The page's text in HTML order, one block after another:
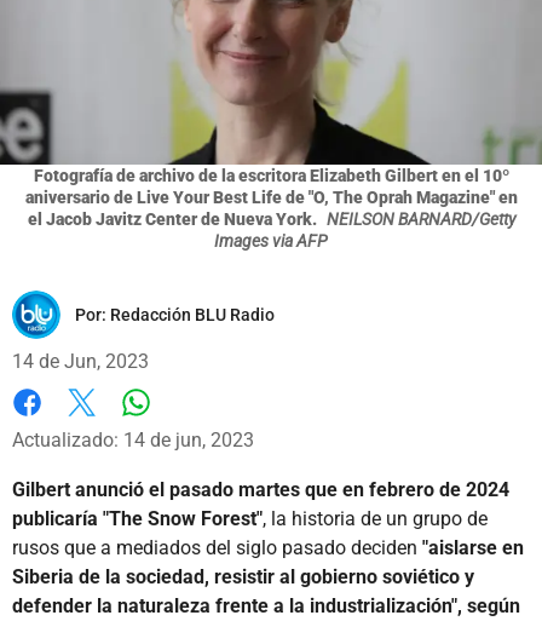
Fotografía de archivo de la escritora Elizabeth Gilbert en el 10º
aniversario de Live Your Best Life de "O, The Oprah Magazine" en
el Jacob Javitz Center de Nueva York. NEILSON BARNARD/Getty
Images via AFP
Por: Redacción BLU Radio
14 de Jun, 2023
Facebook
X
Actualizado: 14 de jun, 2023
Gilbert anunció el pasado martes que en febrero de 2024
publicaría "The Snow Forest", la historia de un grupo de
rusos que a mediados del siglo pasado deciden "aislarse en
Siberia de la sociedad, resistir al gobierno soviético y
defender la naturaleza frente a la industrialización", según